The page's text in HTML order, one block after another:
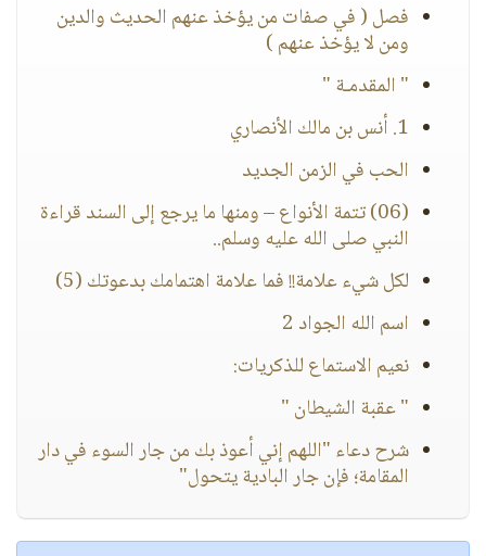
فصل ( في صفات من يؤخذ عنهم الحديث والدين
ومن لا يؤخذ عنهم )
" المقدمـة "
1. أنس بن مالك الأنصاري
الحب في الزمن الجديد
(06) تتمة الأنواع – ومنها ما يرجع إلى السند قراءة
النبي صلى الله عليه وسلم..
لكل شيء علامة!! فما علامة اهتمامك بدعوتك (5)
اسم الله الجواد 2
نعيم الاستماع للذكريات:
" عقبة الشيطان "
شرح دعاء "اللهم إني أعوذ بك من جار السوء في دار
المقامة؛ فإن جار البادية يتحول"